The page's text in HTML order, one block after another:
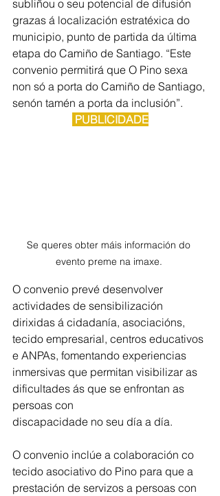
subliñou o seu potencial de difusión
grazas á localización estratéxica do
municipio, punto de partida da última
etapa do Camiño de Santiago. “Este
convenio permitirá que O Pino sexa
non só a porta do Camiño de Santiago,
senón tamén a porta da inclusión”.
PUBLICIDADE
Se queres obter máis información do
evento preme na imaxe.
O convenio prevé desenvolver
actividades de sensibilización
dirixidas á cidadanía, asociacións,
tecido empresarial, centros educativos
e ANPAs, fomentando experiencias
inmersivas que permitan visibilizar as
dificultades ás que se enfrontan as
persoas con
discapacidade no seu día a día.
O convenio inclúe a colaboración co
tecido asociativo do Pino para que a
prestación de servizos a persoas con